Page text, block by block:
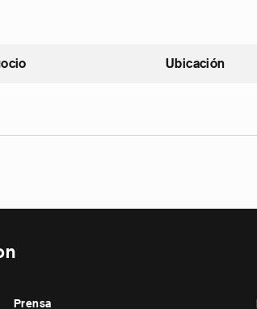
ascendente
Ubicación
Prensa